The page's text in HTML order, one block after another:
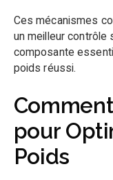
Ces mécanismes
un meilleur contrôle
composante
poids réussi.
pour
Poids